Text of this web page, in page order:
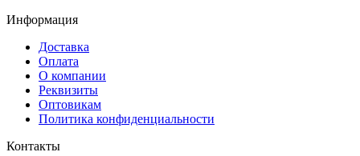
Информация
Доставка
Оплата
О компании
Реквизиты
Оптовикам
Политика конфиденциальности
Контакты